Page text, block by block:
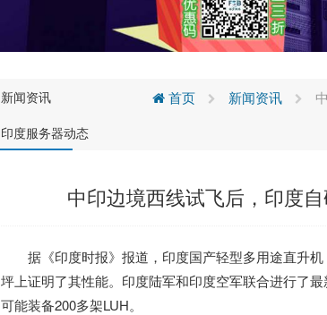
新闻资讯
印度服务器动态
首页 新闻资讯
中印边境西线试飞后，印度
据《印度时报》报道， 印度国产轻型多用途直升
坪上证明了其性能。 印度陆军和印度空军联合进行了
可能装备200多架LUH。